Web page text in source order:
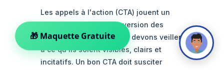
Les appels à l'action (CTA) jouent un
rôle crucial dans la conversion des
visiteurs en clients. Nous devons veiller
à ce qu'ils soient visibles, clairs et
incitatifs. Un bon CTA doit susciter
🎁 Maquette Gratuite